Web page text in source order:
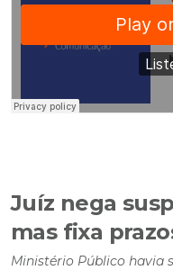
Juíz nega
mas fixa
Ministério Público havia